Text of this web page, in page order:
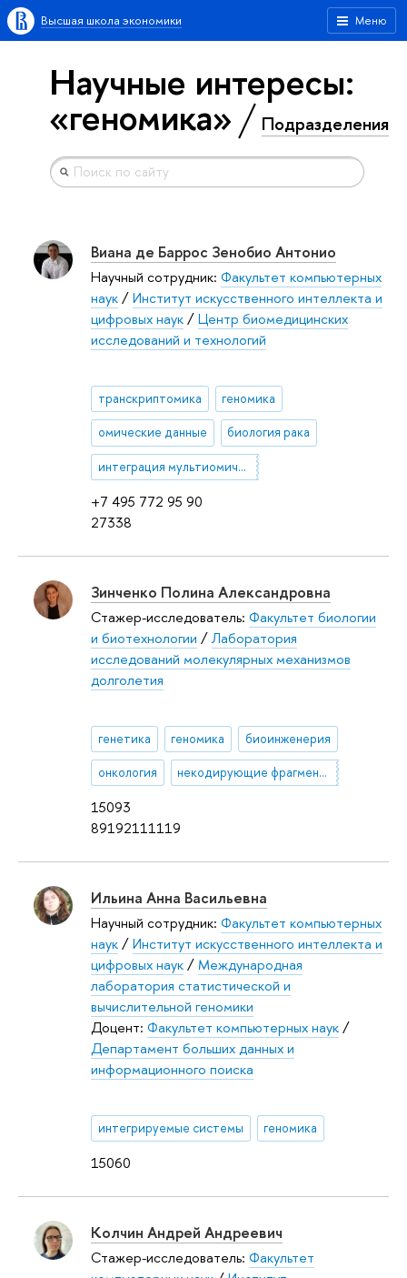
Меню
Высшая школа экономики
Научные интересы:
«геномика» Подразделения
+7 495 772 95 90
27338
Виана де Баррос Зенобио Антонио
Научный сотрудник: Факультет компьютерных
наук/Институт искусственного интеллекта и
цифровых наук/Центр биомедицинских
исследований и технологий
транскриптомика геномика
омические данные биология рака
интеграция мультиомических данных
15093
89192111119
Зинченко Полина Александровна
Стажер-исследователь: Факультет биологии
и биотехнологии /Лаборатория
исследований молекулярных механизмов
долголетия
генетика геномика биоинженерия
онкология некодирующие фрагменты РНК
15060
Ильина Анна Васильевна
Научный сотрудник: Факультет компьютерных
наук/Институт искусственного интеллекта и
цифровых наук/Международная
лаборатория статистической и
вычислительной геномики
Доцент: Факультет компьютерных наук/
Департамент больших данных и
информационного поиска
интегрируемые системы геномика
Колчин Андрей Андреевич
Стажер-исследователь: Факультет